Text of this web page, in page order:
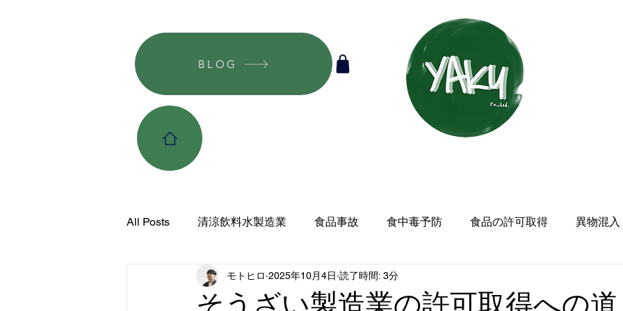
BLOG
All Posts 清涼飲料水製造業 食品事故 食中毒予防 食品の許可取得 異物混入
そうざい製造業の許可取得への道
モトヒロ 2025年10月4日 読了時間: 3分